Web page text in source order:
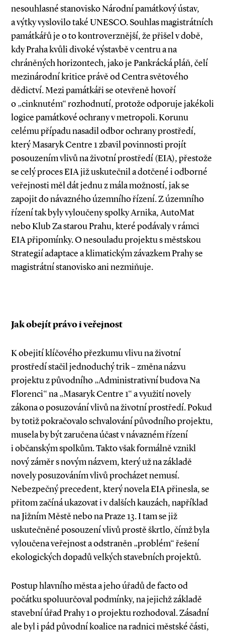
nesouhlasné stanovisko Národní památkový ústav,
a výtky vyslovilo také UNESCO. Souhlas magistrátních
památkářů je o to kontroverznější, že přišel v době,
kdy Praha kvůli divoké výstavbě v centru a na
chráněných horizontech, jako je Pankrácká pláň, čelí
mezinárodní kritice právě od Centra světového
dědictví. Mezi památkáři se otevřeně hovoří
o „cinknutém“ rozhodnutí, protože odporuje jakékoli
logice památkové ochrany v metropoli. Korunu
celému případu nasadil odbor ochrany prostředí,
který Masaryk Centre 1 zbavil povinnosti projít
posouzením vlivů na životní prostředí (EIA), přestože
se celý proces EIA již uskutečnil a dotčené i odborné
veřejnosti měl dát jednu z mála možností, jak se
zapojit do návazného územního řízení. Z územního
řízení tak byly vyloučeny spolky Arnika, AutoMat
nebo Klub Za starou Prahu, které podávaly v rámci
EIA připomínky. O nesouladu projektu s městskou
Strategií adaptace a klimatickým závazkem Prahy se
magistrátní stanovisko ani nezmiňuje.
Jak obejít právo i veřejnost
K obejití klíčového přezkumu vlivu na životní
prostředí stačil jednoduchý trik – změna názvu
projektu z původního „Administrativní budova Na
Florenci“ na „Masaryk Centre 1“ a využití novely
zákona o posuzování vlivů na životní prostředí. Pokud
by totiž pokračovalo schvalování původního projektu,
musela by být zaručena účast v návazném řízení
i občanským spolkům. Takto však formálně vznikl
nový záměr s novým názvem, který už na základě
novely posuzováním vlivů procházet nemusí.
Nebezpečný precedent, který novela EIA přinesla, se
přitom začíná ukazovat i v dalších kauzách, například
na Jižním Městě nebo na Praze 13. I tam se již
uskutečněné posouzení vlivů prostě škrtlo, čímž byla
vyloučena veřejnost a odstraněn „problém“ řešení
ekologických dopadů velkých stavebních projektů.
Postup hlavního města a jeho úřadů de facto od
počátku spoluurčoval podmínky, na jejichž základě
stavební úřad Prahy 1 o projektu rozhodoval. Zásadní
ale byl i pád původní koalice na radnici městské části,